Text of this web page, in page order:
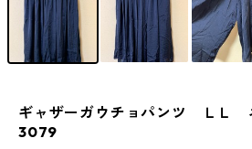
ギャザーガウチョパンツ ＬＬ
3079